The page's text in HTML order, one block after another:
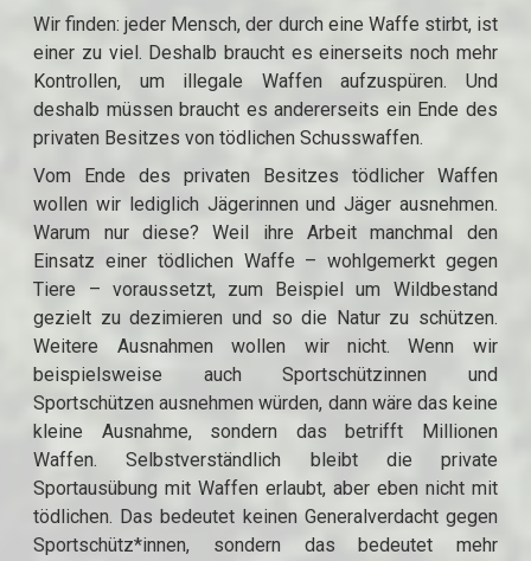
Wir finden: jeder Mensch, der durch eine Waffe stirbt, ist
einer zu viel. Deshalb braucht es einerseits noch mehr
Kontrollen, um illegale Waffen aufzuspüren. Und
deshalb müssen braucht es andererseits ein Ende des
privaten Besitzes von tödlichen Schusswaffen.
Vom Ende des privaten Besitzes tödlicher Waffen
wollen wir lediglich Jägerinnen und Jäger ausnehmen.
Warum nur diese? Weil ihre Arbeit manchmal den
Einsatz einer tödlichen Waffe – wohlgemerkt gegen
Tiere – voraussetzt, zum Beispiel um Wildbestand
gezielt zu dezimieren und so die Natur zu schützen.
Weitere Ausnahmen wollen wir nicht. Wenn wir
beispielsweise auch Sportschützinnen und
Sportschützen ausnehmen würden, dann wäre das keine
kleine Ausnahme, sondern das betrifft Millionen
Waffen. Selbstverständlich bleibt die private
Sportausübung mit Waffen erlaubt, aber eben nicht mit
tödlichen. Das bedeutet keinen Generalverdacht gegen
Sportschütz*innen, sondern das bedeutet mehr